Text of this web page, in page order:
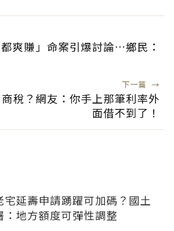
都爽賺」命案引爆討論…鄉民：
下一篇 →
稅？網友：你手上那筆利率外
面借不到了！
宅延壽申請踴躍可加碼？國土
：地方額度可彈性調整